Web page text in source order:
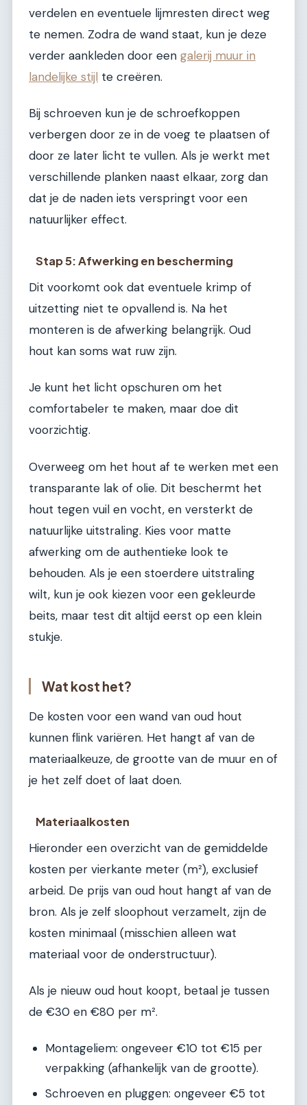
verdelen en eventuele lijmresten direct weg
te nemen. Zodra de wand staat, kun je deze
verder aankleden door een galerij muur in
landelijke stijl te creëren.
Bij schroeven kun je de schroefkoppen
verbergen door ze in de voeg te plaatsen of
door ze later licht te vullen. Als je werkt met
verschillende planken naast elkaar, zorg dan
dat je de naden iets verspringt voor een
natuurlijker effect.
Stap 5: Afwerking en bescherming
Dit voorkomt ook dat eventuele krimp of
uitzetting niet te opvallend is. Na het
monteren is de afwerking belangrijk. Oud
hout kan soms wat ruw zijn.
Je kunt het licht opschuren om het
comfortabeler te maken, maar doe dit
voorzichtig.
Overweeg om het hout af te werken met een
transparante lak of olie. Dit beschermt het
hout tegen vuil en vocht, en versterkt de
natuurlijke uitstraling. Kies voor matte
afwerking om de authentieke look te
behouden. Als je een stoerdere uitstraling
wilt, kun je ook kiezen voor een gekleurde
beits, maar test dit altijd eerst op een klein
stukje.
Wat kost het?
De kosten voor een wand van oud hout
kunnen flink variëren. Het hangt af van de
materiaalkeuze, de grootte van de muur en of
je het zelf doet of laat doen.
Materiaalkosten
Hieronder een overzicht van de gemiddelde
kosten per vierkante meter (m²), exclusief
arbeid. De prijs van oud hout hangt af van de
bron. Als je zelf sloophout verzamelt, zijn de
kosten minimaal (misschien alleen wat
materiaal voor de onderstructuur).
Als je nieuw oud hout koopt, betaal je tussen
de €30 en €80 per m².
Montageliem: ongeveer €10 tot €15 per
verpakking (afhankelijk van de grootte).
Schroeven en pluggen: ongeveer €5 tot